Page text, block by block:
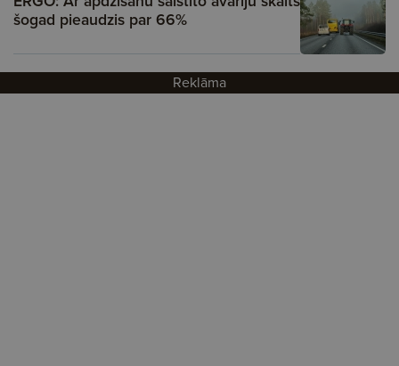
šogad pieaudzis par 66%
Reklāma